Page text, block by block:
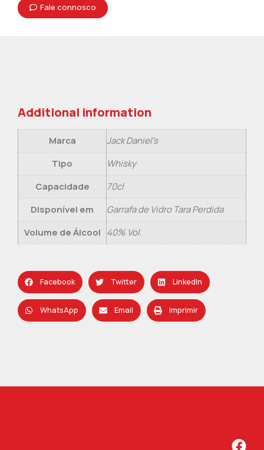
Fale connosco
Additional information
Marca
Jack Daniel's
Tipo
Whisky
Capacidade
70cl
Disponível em
Garrafa de Vidro Tara Perdida
Volume de Álcool 40% Vol.
Facebook Twitter LinkedIn
WhatsApp Email Imprimir